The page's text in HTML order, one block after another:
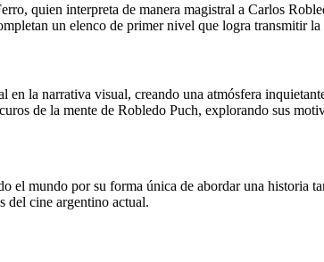
quien interpreta de manera magistral a Carlos
un elenco de primer nivel que logra transmitir
la narrativa visual, creando una atmósfera
de la mente de Robledo Puch, explorando sus
mundo por su forma única de abordar una historia
del cine argentino actual.